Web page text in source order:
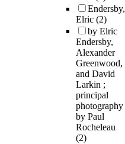
Endersby,
Elric (2)
by Elric
Endersby,
Alexander
Greenwood,
and David
Larkin ;
principal
photography
by Paul
Rocheleau
(2)